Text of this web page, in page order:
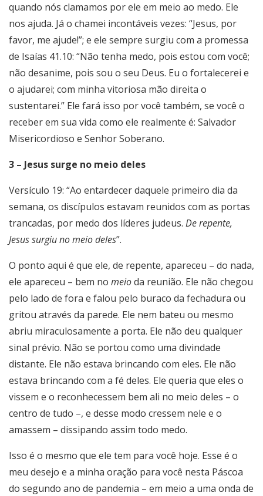
quando nós clamamos por ele em meio ao medo. Ele
nos ajuda. Já o chamei incontáveis vezes: “Jesus, por
favor, me ajude!”; e ele sempre surgiu com a promessa
de Isaías 41.10: “Não tenha medo, pois estou com você;
não desanime, pois sou o seu Deus. Eu o fortalecerei e
o ajudarei; com minha vitoriosa mão direita o
sustentarei.” Ele fará isso por você também, se você o
receber em sua vida como ele realmente é: Salvador
Misericordioso e Senhor Soberano.
3 – Jesus surge no meio deles
Versículo 19: “Ao entardecer daquele primeiro dia da
semana, os discípulos estavam reunidos com as portas
trancadas, por medo dos líderes judeus. De repente,
Jesus surgiu no meio deles”.
O ponto aqui é que ele, de repente, apareceu – do nada,
ele apareceu – bem no meioda reunião. Ele não chegou
pelo lado de fora e falou pelo buraco da fechadura ou
gritou através da parede. Ele nem bateu ou mesmo
abriu miraculosamente a porta. Ele não deu qualquer
sinal prévio. Não se portou como uma divindade
distante. Ele não estava brincando com eles. Ele não
estava brincando com a fé deles. Ele queria que eles o
vissem e o reconhecessem bem ali no meio deles – o
centro de tudo –, e desse modo cressem nele e o
amassem – dissipando assim todo medo.
Isso é o mesmo que ele tem para você hoje. Esse é o
meu desejo e a minha oração para você nesta Páscoa
do segundo ano de pandemia – em meio a uma onda de